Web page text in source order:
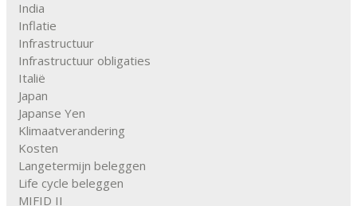
India
Inflatie
Infrastructuur
Infrastructuur obligaties
Italië
Japan
Japanse Yen
Klimaatverandering
Kosten
Langetermijn beleggen
Life cycle beleggen
MIFID II